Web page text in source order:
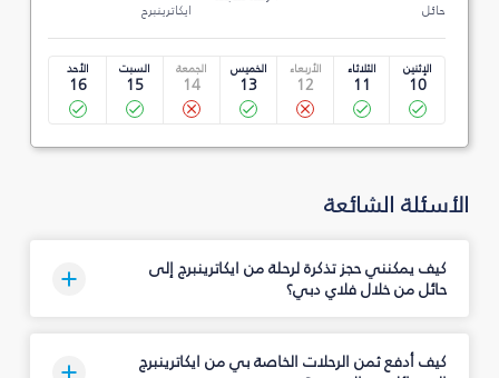
حائل ايكاترينبرج
الإثنين
10
الثلاثاء
11
الأربعاء
12
الخميس
13
الجمعة
14
السبت
15
الأحد
16
الأسئلة الشائعة
كيف يمكنني حجز تذكرة لرحلة من ايكاترينبرج إلى
حائل من خلال فلاي دبي؟
كيف أدفع ثمن الرحلات الخاصة بي من ايكاترينبرج